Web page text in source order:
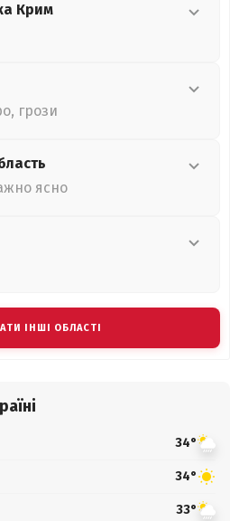
Крим
грози
ясно
ІНШІ ОБЛАСТІ
34°
34°
33°